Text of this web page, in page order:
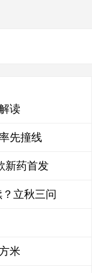
读
先撞线
新药首发
立秋三问
米